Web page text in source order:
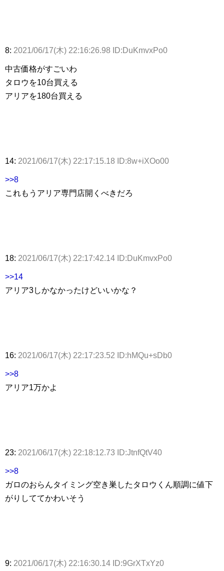
8: 2021/06/17(木) 22:16:26.98 ID:DuKmvxPo0
中古価格がすごいわ
タロウを10台買える
アリアを180台買える
14: 2021/06/17(木) 22:17:15.18 ID:8w+iXOo00
>>8
これもうアリア専門店開くべきだろ
18: 2021/06/17(木) 22:17:42.14 ID:DuKmvxPo0
>>14
アリア3しかなかったけどいいかな？
16: 2021/06/17(木) 22:17:23.52 ID:hMQu+sDb0
>>8
アリア1万かよ
23: 2021/06/17(木) 22:18:12.73 ID:JtnfQtV40
>>8
ガロのおらんタイミング空き巣したタロウくん順調に値下
がりしててかわいそう
9: 2021/06/17(木) 22:16:30.14 ID:9GrXTxYz0